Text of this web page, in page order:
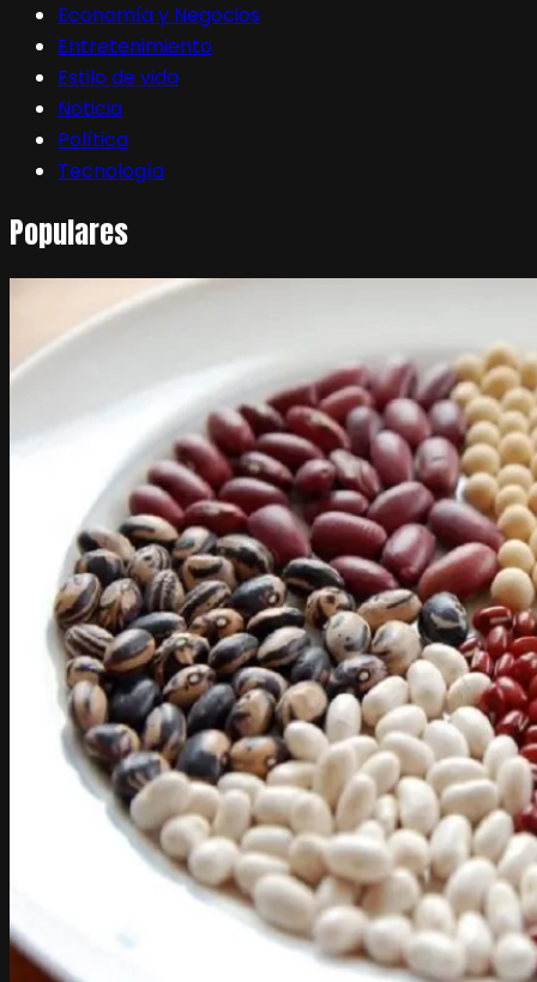
Economía y Negocios
Entretenimiento
Estilo de vida
Noticia
Política
Tecnología
Populares